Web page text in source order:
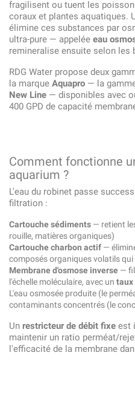
fragilisent ou tuent les
coraux et plantes aquatiques.
élimine ces substances par
ultra-pure — appelée eau
remine­ralise ensuite selon les
RDG Water propose deux
la marque Aquapro — la
New Line — disponibles avec
400 GPD de capacité
Comment fonctionne
aquarium ?
L'eau du robinet passe
filtration :
Cartouche sédiments — retient
rouille, matières organiques)
Cartouche charbon actif —
composés organiques volatils
Membrane d'osmose inverse —
l'échelle moléculaire, avec un taux
L'eau osmosée produite (le
contaminants concentrés (le
Un restricteur de débit fixe est
maintenir un ratio perméat/
l'efficacité de la membrane